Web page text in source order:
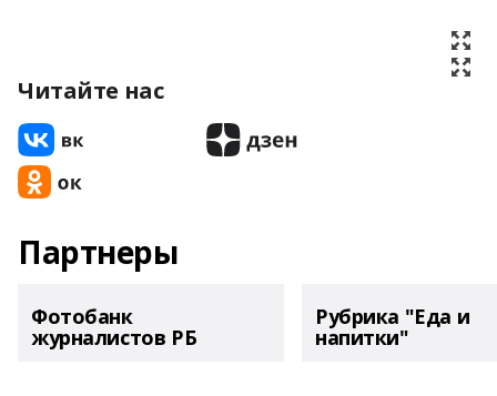
Читайте нас
Партнеры
Фотобанк
журналистов РБ
Рубрика "Еда и
напитки"